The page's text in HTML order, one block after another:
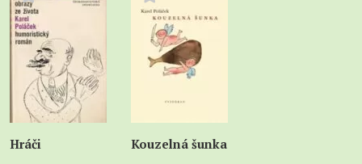
Hráči
Kouzelná šunka